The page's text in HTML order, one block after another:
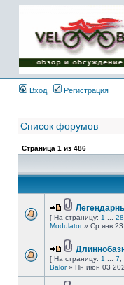
Имя пользователя:
Пароль:
{ LOG_ME_IN_SHORT
}
Вход
Регистрация
Список форумов
Страница 1 из 486
[ На страницу: 1 28
Modulator» Ср янв
[ На страницу: 1 7
Balor» Пн июн 03